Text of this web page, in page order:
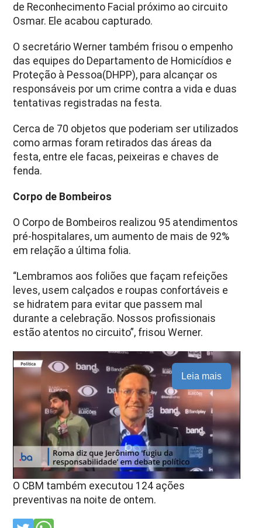
de Reconhecimento Facial próximo ao circuito
Osmar. Ele acabou capturado.
O secretário Werner também frisou o empenho
das equipes do Departamento de Homicídios e
Proteção à Pessoa(DHPP), para alcançar os
responsáveis por um crime contra a vida e duas
tentativas registradas na festa.
Cerca de 70 objetos que poderiam ser utilizados
como armas foram retirados das áreas da
festa, entre ele facas, peixeiras e chaves de
fenda.
Corpo de Bombeiros
O Corpo de Bombeiros realizou 95 atendimentos
pré-hospitalares, um aumento de mais de 92%
em relação a última folia.
“Lembramos aos foliões que façam refeições
leves, usem calçados e roupas confortáveis e
se hidratem para evitar que passem mal
durante a celebração. Nossos profissionais
estão atentos no circuito”, frisou Werner.
Leia mais
O CBM também executou 124 ações
preventivas na noite de ontem.